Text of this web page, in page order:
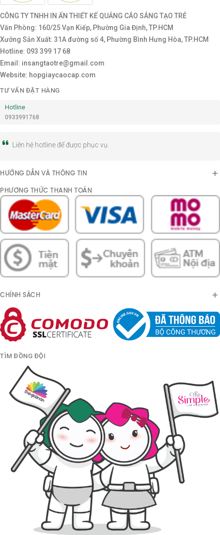
CÔNG TY TNHH IN ẤN THIẾT KẾ QUẢNG CÁO SÁNG TẠO TRẺ
Văn Phòng: 160/25 Vạn Kiếp, Phường Gia Định, TP.HCM
Xưởng Sản Xuất: 31A đường số 4, Phường Bình Hưng Hòa, TP.HCM
Hotline: 093 399 17 68
Email: insangtaotre@gmail.com
Website: hopgiaycaocap.com
TƯ VẤN ĐẶT HÀNG
0933991768
Hotline
Liên hệ hotline để được phục vụ.
HƯỚNG DẪN VÀ THÔNG TIN
PHƯƠNG THỨC THANH TOÁN
CHÍNH SÁCH
TÌM ĐỒNG ĐỘI